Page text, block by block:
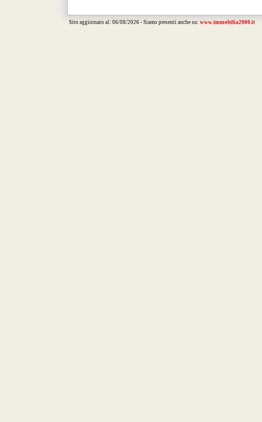
Sito aggiornato al: 06/08/2026 - Siamo presenti anche su: www.immobilia2000.it